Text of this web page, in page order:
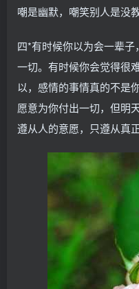
嘲是幽默，嘲笑别人是没教
四*有时候你以为会一辈
一切。有时候你会觉得很
以，感情的事情真的不是
愿意为你付出一切，但明
遵从人的意愿，只遵从真正